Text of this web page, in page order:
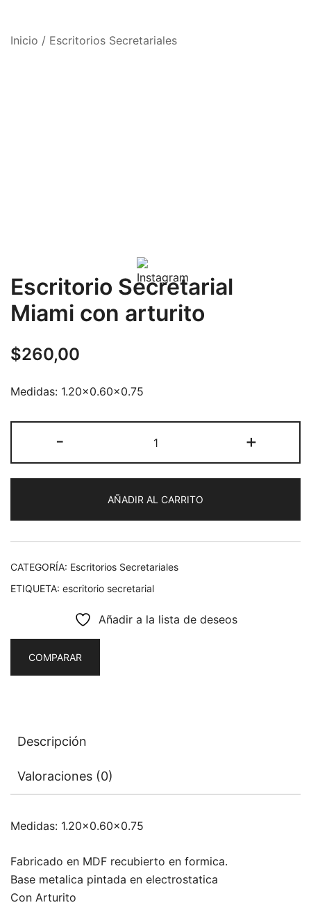
Inicio / Escritorios Secretariales
Escritorio Secretarial
Miami con arturito
$260,00
Medidas: 1.20×0.60×0.75
-
Secretarial
Miami
arturito
cantidad
+
AÑADIR AL CARRITO
CATEGORÍA: Escritorios Secretariales
ETIQUETA: escritorio secretarial
Añadir a la lista de deseos
COMPARAR
Descripción
Valoraciones (0)
Medidas: 1.20×0.60×0.75
Fabricado en MDF recubierto en formica.
Base metalica pintada en electrostatica
Con Arturito